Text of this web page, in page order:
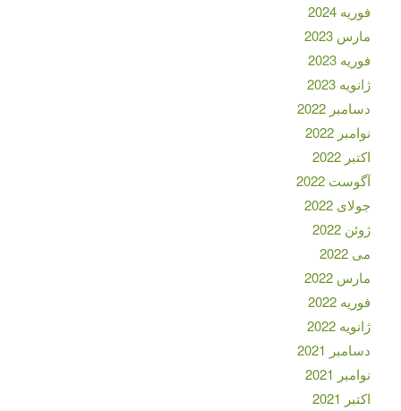
فوریه 2024
مارس 2023
فوریه 2023
ژانویه 2023
دسامبر 2022
نوامبر 2022
اکتبر 2022
آگوست 2022
جولای 2022
ژوئن 2022
می 2022
مارس 2022
فوریه 2022
ژانویه 2022
دسامبر 2021
نوامبر 2021
اکتبر 2021